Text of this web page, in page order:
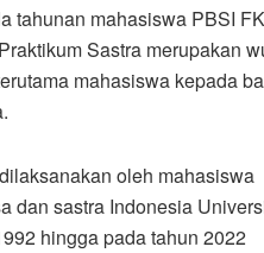
tahunan mahasiswa PBSI
Sastra merupakan
mahasiswa kepada
oleh mahasiswa
dan sastra Indonesia
hingga pada tahun 2022